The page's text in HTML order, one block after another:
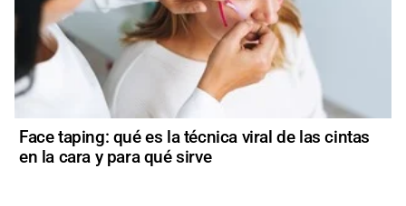
Face taping: qué es la técnica viral de las cintas
en la cara y para qué sirve